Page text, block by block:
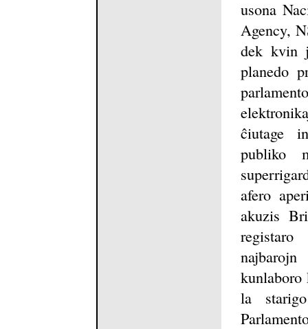
usona
Agency,
dek kvin
planedo
ĉiutage
publiko
afero
akuzis
la